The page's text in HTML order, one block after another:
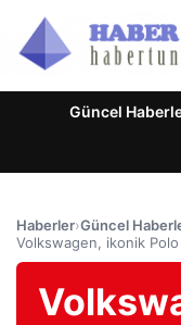
Güncel
Haberler›Güncel
Volkswagen, ikonik